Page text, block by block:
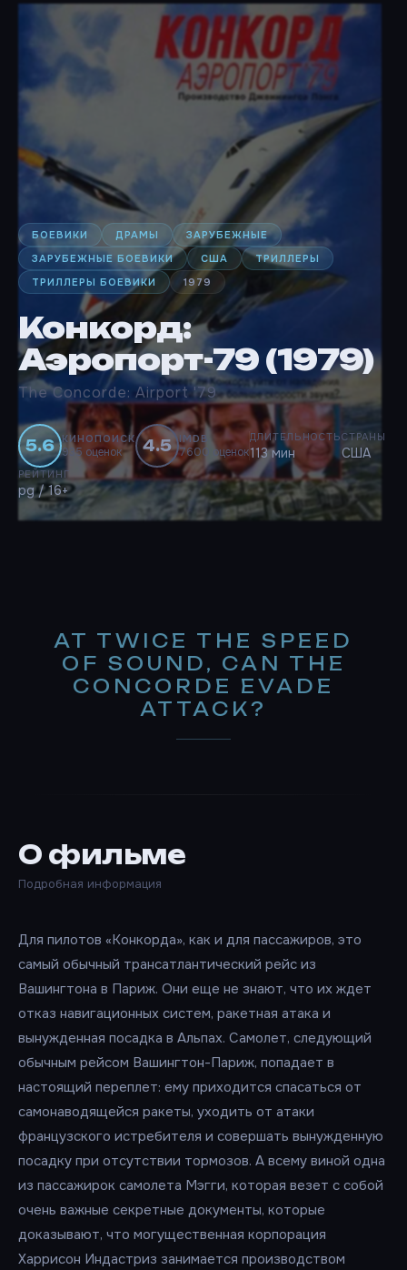
БОЕВИКИ ДРАМЫ
ЗАРУБЕЖНЫЕ
ЗАРУБЕЖНЫЕ БОЕВИКИ
США
ТРИЛЛЕРЫ
ТРИЛЛЕРЫ БОЕВИКИ
1979
Конкорд:
Аэропорт-79 (1979)
The Concorde: Airport '79
5.6 КИНОПОИСК
935 оценок 4.5 IMDB
7600 оценок
ДЛИТЕЛЬНОСТЬ
113 мин
СТРАНЫ
США
РЕЙТИНГ
pg / 16+
AT TWICE THE SPEED
OF SOUND, CAN THE
CONCORDE EVADE
ATTACK?
О фильме
Подробная информация
Для пилотов «Конкорда», как и для пассажиров, это
самый обычный трансатлантический рейс из
Вашингтона в Париж. Они еще не знают, что их ждет
отказ навигационных систем, ракетная атака и
вынужденная посадка в Альпах. Самолет, следующий
обычным рейсом Вашингтон-Париж, попадает в
настоящий переплет: ему приходится спасаться от
самонаводящейся ракеты, уходить от атаки
французского истребителя и совершать вынужденную
посадку при отсутствии тормозов. А всему виной одна
из пассажирок самолета Мэгги, которая везет с собой
очень важные секретные документы, которые
доказывают, что могущественная корпорация
Харрисон Индастриз занимается производством